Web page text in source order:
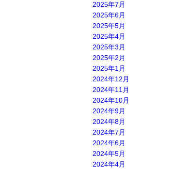
2025年7月
2025年6月
2025年5月
2025年4月
2025年3月
2025年2月
2025年1月
2024年12月
2024年11月
2024年10月
2024年9月
2024年8月
2024年7月
2024年6月
2024年5月
2024年4月